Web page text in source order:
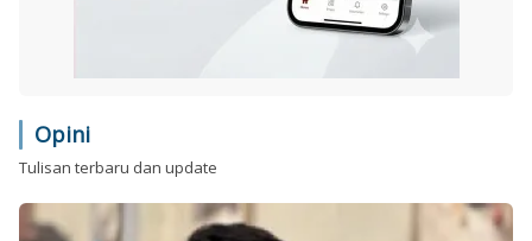
Opini
Tulisan terbaru dan update